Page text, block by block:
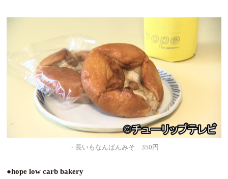
・長いもなんばんみそ 350円
●hope low carb bakery